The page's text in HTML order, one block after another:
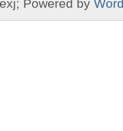
Powered by